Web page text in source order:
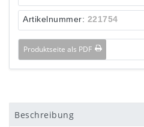
Artikelnummer: 221754
Produktseite als PDF
Beschreibung